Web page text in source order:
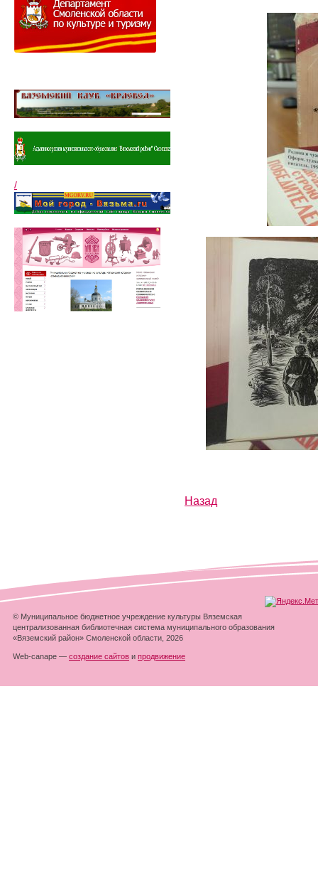
Назад
/
© Муниципальное бюджетное учреждение культуры Вяземская
централизованная библиотечная система муниципального образования
«Вяземский район» Смоленской области, 2026
Web-canape — создание сайтов и продвижение